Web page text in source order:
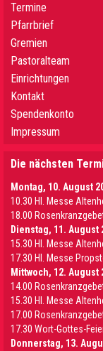
Termine
Pfarrbrief
Gremien
Pastoralteam
Einrichtungen
Kontakt
Spendenkonto
Impressum
Die nächsten
Montag, 10. August
10.30 Hl. Messe
18.00
Dienstag, 11. August
15.30 Hl. Messe
17.30 Hl. Messe
Mittwoch, 12. August
14.00
15.30 Hl. Messe
17.00
17.30 Wort-Gottes-
Donnerstag, 13.